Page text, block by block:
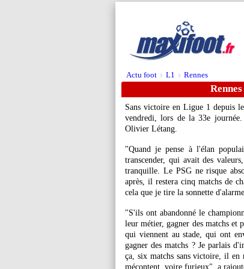
Actu foot > L1 > Rennes
Sans victoire en Ligue 1 depuis
vendredi, lors de la 33e
Olivier Létang.
"Quand je pense à l'élan
transcender, qui avait des
tranquille. Le PSG ne risque
après, il restera cinq matchs de
cela que je tire la sonnette
"S'ils ont abandonné le
leur métier, gagner des matchs et
qui viennent au stade, qui ont
gagner des matchs ? Je parlais
ça, six matchs sans victoire, il
mécontent, voire furieux", a